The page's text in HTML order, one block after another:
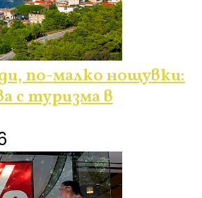
по-малко нощувки:
с туризма в